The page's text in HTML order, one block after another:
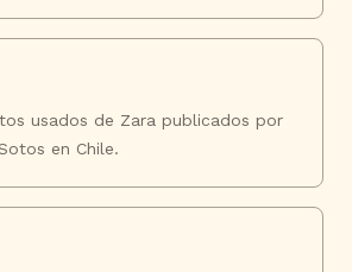
usados de Zara publicados por
en Chile.